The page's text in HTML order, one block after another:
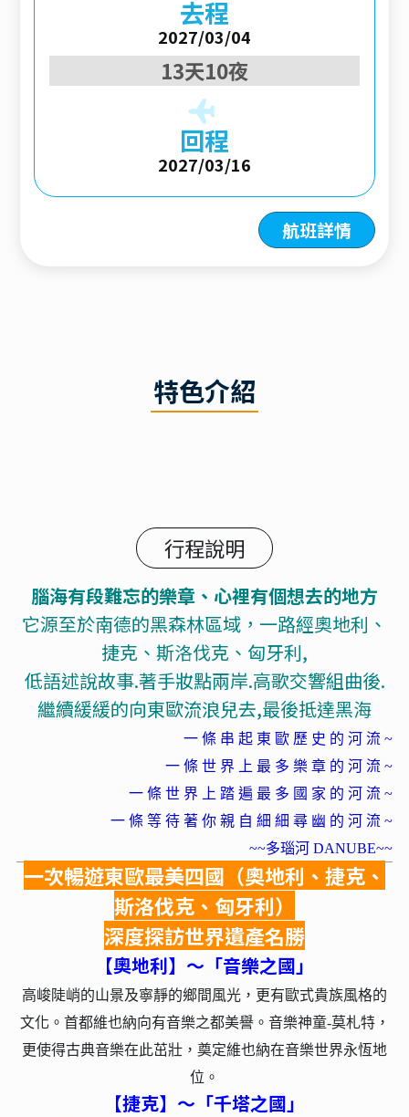
去程
2027/03/04
13天10夜
回程
2027/03/16
航班詳情
特色介紹
行程說明
腦海有段難忘的樂章、心裡有個想去的地方
它源至於南德的黑森林區域，一路經奧地利、
捷克、斯洛伐克、匈牙利,
低語述說故事.著手妝點兩岸.高歌交響組曲後.
繼續緩緩的向東歐流浪兒去,最後抵達黑海
一 條 串 起 東 歐 歷 史 的 河 流 ~
一 條 世 界 上 最 多 樂 章 的 河 流 ~
一 條 世 界 上 踏 遍 最 多 國 家 的 河 流 ~
一 條 等 待 著 你 親 自 細 細 尋 幽 的 河 流 ~
~~多瑙河 DANUBE~~
一次暢遊東歐最美四國（奧地利、捷克、
斯洛伐克、匈牙利）
深度探訪世界遺產名勝
【奧地利】～「音樂之國」
高峻陡峭的山景及寧靜的鄉間風光，更有歐式貴族風格的
文化。首都維也納向有音樂之都美譽。音樂神童-莫札特，
更使得古典音樂在此茁壯，奠定維也納在音樂世界永恆地
位。
【捷克】～「千塔之國」